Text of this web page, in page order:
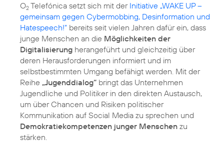
O2 Telefónica setzt sich mit der Initiative „WAKE UP –
gemeinsam gegen Cybermobbing, Desinformation und
Hatespeech!“ bereits seit vielen Jahren dafür ein, dass
junge Menschen an die Möglichkeiten der
Digitalisierung herangeführt und gleichzeitig über
deren Herausforderungen informiert und im
selbstbestimmten Umgang befähigt werden. Mit der
Reihe „Jugenddialog“ bringt das Unternehmen
Jugendliche und Politiker in den direkten Austausch,
um über Chancen und Risiken politischer
Kommunikation auf Social Media zu sprechen und
Demokratiekompetenzen junger Menschen zu
stärken.